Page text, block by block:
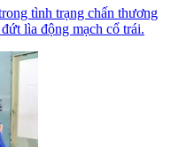
tình trạng chấn thương
lìa động mạch cổ trái.